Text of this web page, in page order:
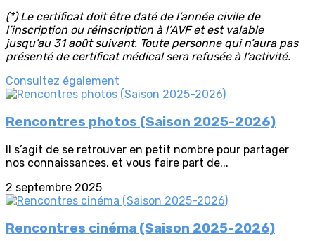
(*) Le certificat doit être daté de l’année civile de
l’inscription ou réinscription à l’AVF et est valable
jusqu’au 31 août suivant. Toute personne qui n’aura pas
présenté de certificat médical sera refusée à l’activité.
Consultez également
Rencontres photos (Saison 2025-2026)
Il s’agit de se retrouver en petit nombre pour partager
nos connaissances, et vous faire part de...
2 septembre 2025
Rencontres cinéma (Saison 2025-2026)